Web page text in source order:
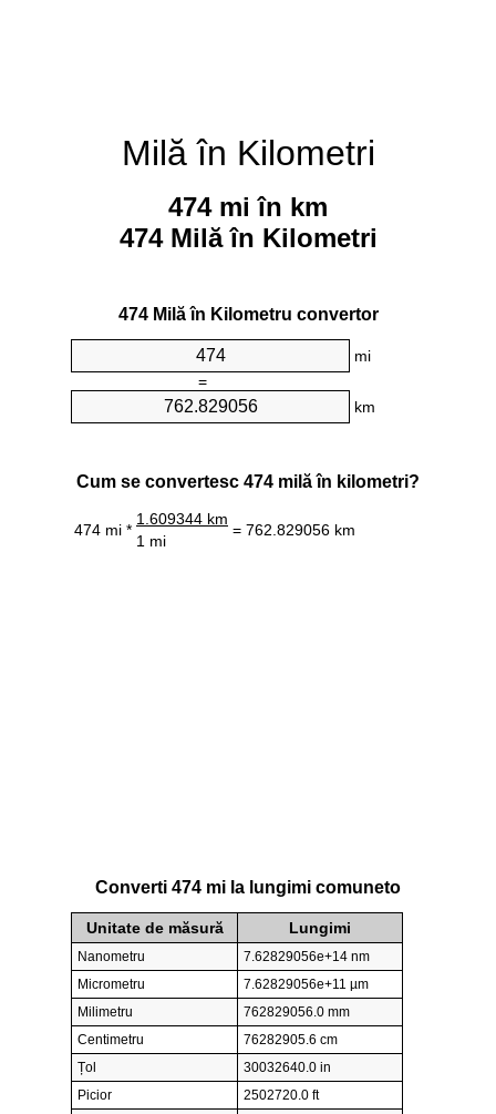
Milă în Kilometri
474 mi în km
474 Milă în Kilometri
474 Milă în Kilometru convertor
mi
=
km
Cum se convertesc 474 milă în kilometri?
474 mi *
1.609344 km
= 762.829056 km
1 mi
Converti 474 mi la lungimi comuneto
Unitate de măsură Lungimi
Nanometru
7.62829056e+14 nm
Micrometru
7.62829056e+11 µm
Milimetru
762829056.0 mm
Centimetru
76282905.6 cm
Țol
30032640.0 in
Picior
2502720.0 ft